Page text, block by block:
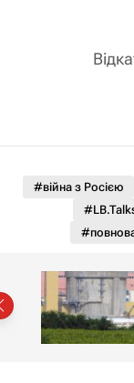
д
у
#війна з Росією